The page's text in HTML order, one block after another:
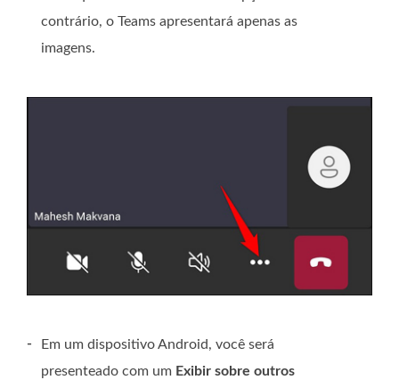
contrário, o Teams apresentará apenas as
imagens.
-
Em um dispositivo Android, você será
presenteado com um Exibir sobre outros